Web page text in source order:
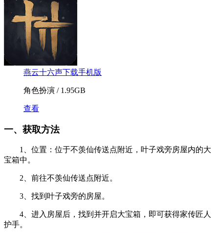
燕云十六声下载手机版
角色扮演 / 1.95GB
查看
一、获取方法
1、位置：位于不羡仙传送点附近，叶子戏旁房屋内的大
宝箱中。
2、前往不羡仙传送点附近。
3、找到叶子戏旁的房屋。
4、进入房屋后，找到并开启大宝箱，即可获得家传匠人
护手。